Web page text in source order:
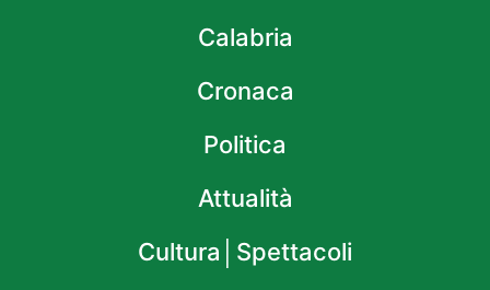
Calabria
Cronaca
Politica
Attualità
Cultura│Spettacoli